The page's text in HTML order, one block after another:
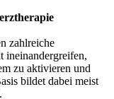
zahlreiche
ineinandergreifen,
zu aktivieren und
bildet dabei meist